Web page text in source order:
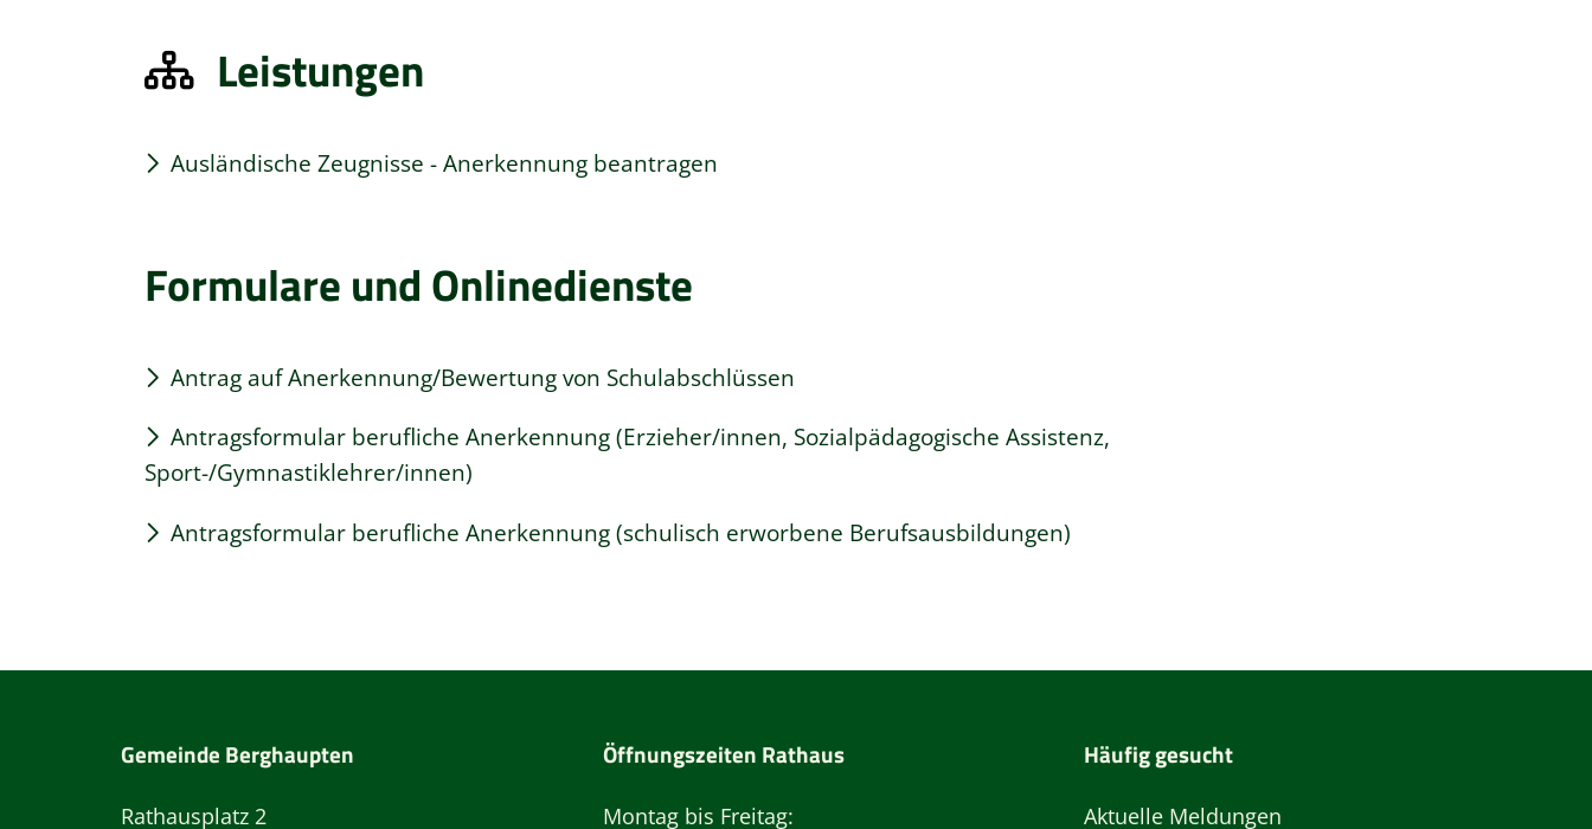
Leistungen
Ausländische Zeugnisse - Anerkennung beantragen
Formulare und Onlinedienste
Antrag auf Anerkennung/Bewertung von Schulabschlüssen
Antragsformular berufliche Anerkennung (Erzieher/innen, Sozialpädagogische Assistenz,
Sport-/Gymnastiklehrer/innen)
Antragsformular berufliche Anerkennung (schulisch erworbene Berufsausbildungen)
Gemeinde Berghaupten
Rathausplatz 2
Öffnungszeiten Rathaus
Montag bis Freitag:
Häufig gesucht
Aktuelle Meldungen